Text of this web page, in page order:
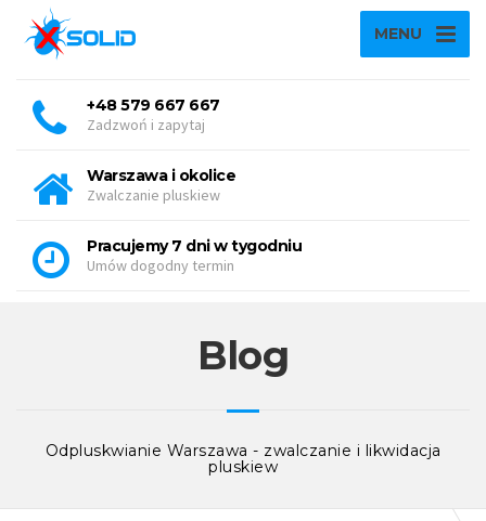
MENU
+48 579 667 667
Zadzwoń i zapytaj
Warszawa i okolice
Zwalczanie pluskiew
Pracujemy 7 dni w tygodniu
Umów dogodny termin
Blog
Odpluskwianie Warszawa - zwalczanie i likwidacja
pluskiew